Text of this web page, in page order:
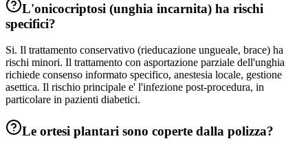
L'onicocriptosi (unghia incarnita) ha rischi
specifici?
Si. Il trattamento conservativo (rieducazione ungueale, brace) ha
rischi minori. Il trattamento con asportazione parziale dell'unghia
richiede consenso informato specifico, anestesia locale, gestione
asettica. Il rischio principale e' l'infezione post-procedura, in
particolare in pazienti diabetici.
Le ortesi plantari sono coperte dalla polizza?